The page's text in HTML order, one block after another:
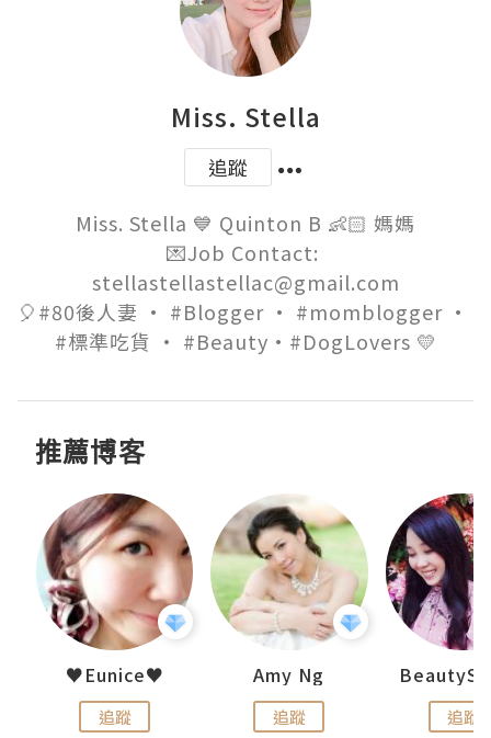
Miss. Stella
追蹤
Miss. Stella 💙 Quinton B 👶🏻 媽媽
💌Job Contact:
stellastellastellac@gmail.com
🎈#80後人妻 · #Blogger · #momblogger ·
#標準吃貨 · #Beauty·#DogLovers 💛
推薦博客
♥Eunice♥
追蹤
Amy Ng
追蹤 追蹤